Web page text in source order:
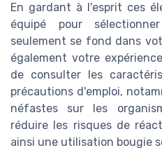
En gardant à l'esprit ces
équipé pour
seulement se fond dans
également votre
de consulter les
précautions d'emploi,
néfastes sur les
réduire les risques de
ainsi une utilisation bougie